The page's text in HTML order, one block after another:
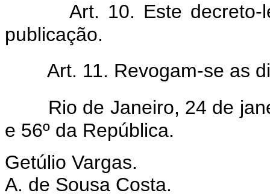
Art. 10. Este
publicação.
Art. 11. Revogam-se as
Rio de Janeiro, 24 de
e 56º da República.
Getúlio Vargas.
A. de Sousa Costa.